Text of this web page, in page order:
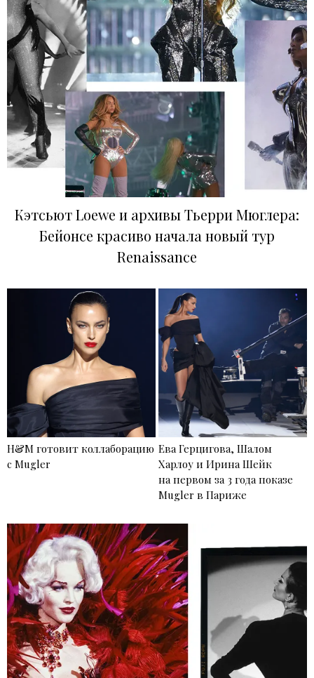
Кэтсьют Loewe и архивы Тьерри Мюглера:
Бейонсе красиво начала новый тур
Renaissance
H&M готовит коллаборацию
с Mugler
Ева Герцигова, Шалом
Харлоу и Ирина Шейк
на первом за 3 года показе
Mugler в Париже